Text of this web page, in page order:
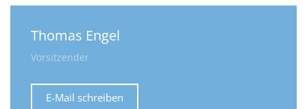
Thomas Engel
Vorsitzender
E-Mail schreiben